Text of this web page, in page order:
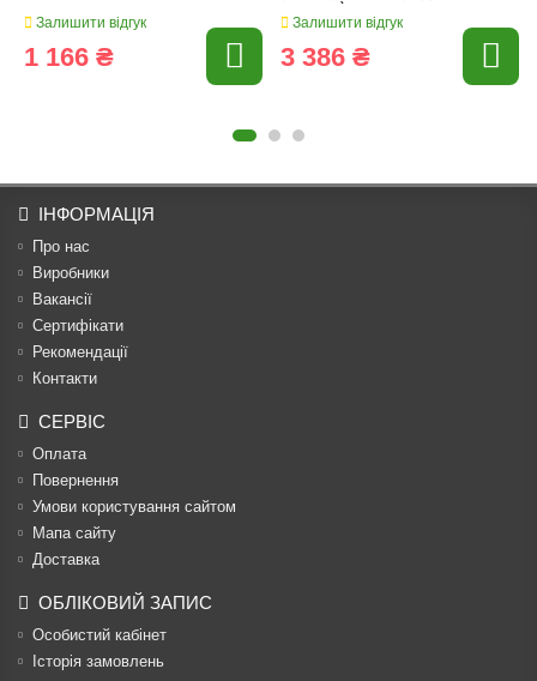
Залишити відгук
1 166 ₴
пультом)
Залишити відгук
3 386 ₴
ІНФОРМАЦІЯ
Про нас
Виробники
Вакансії
Сертифікати
Рекомендації
Контакти
СЕРВІС
Оплата
Повернення
Умови користування сайтом
Мапа сайту
Доставка
ОБЛІКОВИЙ ЗАПИС
Особистий кабінет
Історія замовлень